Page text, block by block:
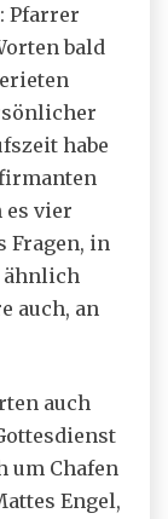
Pfarrer
bald
habe
es vier
Fragen, in
ähnlich
auch, an
auch
um Chafen
Engel,